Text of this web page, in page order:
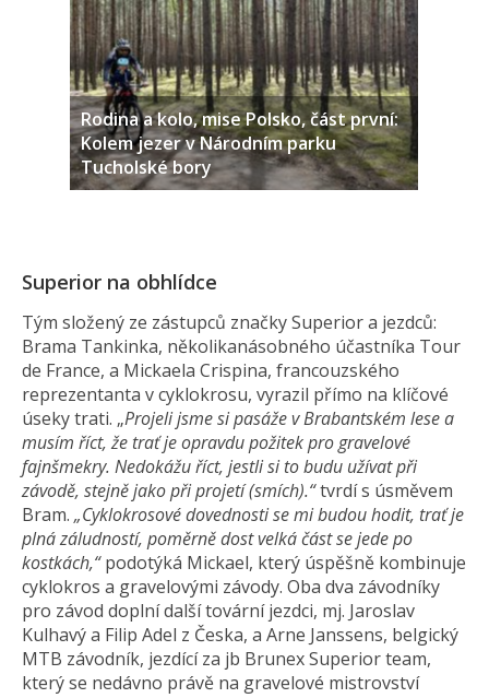
Rodina a kolo, mise Polsko, část první:
Kolem jezer v Národním parku
Tucholské bory
Superior na obhlídce
Tým složený ze zástupců značky Superior a jezdců:
Brama Tankinka, několikanásobného účastníka Tour
de France, a Mickaela Crispina, francouzského
reprezentanta v cyklokrosu, vyrazil přímo na klíčové
úseky trati. „Projeli jsme si pasáže v Brabantském lese a
musím říct, že trať je opravdu požitek pro gravelové
fajnšmekry. Nedokážu říct, jestli si to budu užívat při
závodě, stejně jako při projetí (smích).“tvrdí s úsměvem
Bram. „Cyklokrosové dovednosti se mi budou hodit, trať je
plná záludností, poměrně dost velká část se jede po
kostkách,“podotýká Mickael, který úspěšně kombinuje
cyklokros a gravelovými závody. Oba dva závodníky
pro závod doplní další tovární jezdci, mj. Jaroslav
Kulhavý a Filip Adel z Česka, a Arne Janssens, belgický
MTB závodník, jezdící za jb Brunex Superior team,
který se nedávno právě na gravelové mistrovství